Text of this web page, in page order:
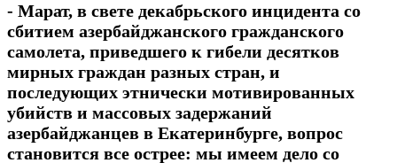
- Марат, в свете декабрьского инцидента со
сбитием азербайджанского гражданского
самолета, приведшего к гибели десятков
мирных граждан разных стран, и
последующих этнически мотивированных
убийств и массовых задержаний
азербайджанцев в Екатеринбурге, вопрос
становится все острее: мы имеем дело со